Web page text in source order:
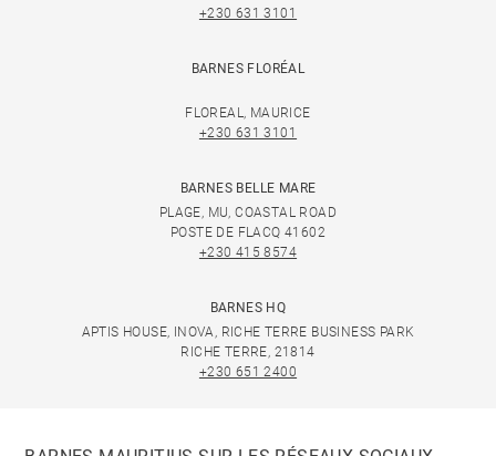
+230 631 3101
BARNES FLORÉAL
FLOREAL, MAURICE
+230 631 3101
BARNES BELLE MARE
PLAGE, MU, COASTAL ROAD
POSTE DE FLACQ 41602
+230 415 8574
BARNES HQ
APTIS HOUSE, INOVA, RICHE TERRE BUSINESS PARK
RICHE TERRE, 21814
+230 651 2400